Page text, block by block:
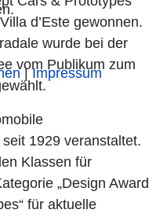
d’Este gewonnen.
wurde bei der
vom Publikum zum
1929 veranstaltet.
Klassen für
„Design Award
für aktuelle
|Impressum